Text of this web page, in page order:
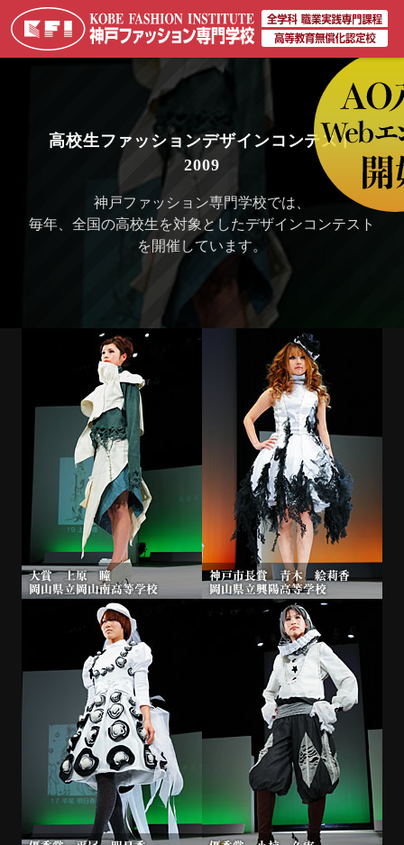
高校生ファッションデザインコンテスト
2009
神戸ファッション専門学校では、
毎年、全国の高校生を対象としたデザインコンテスト
を開催しています。